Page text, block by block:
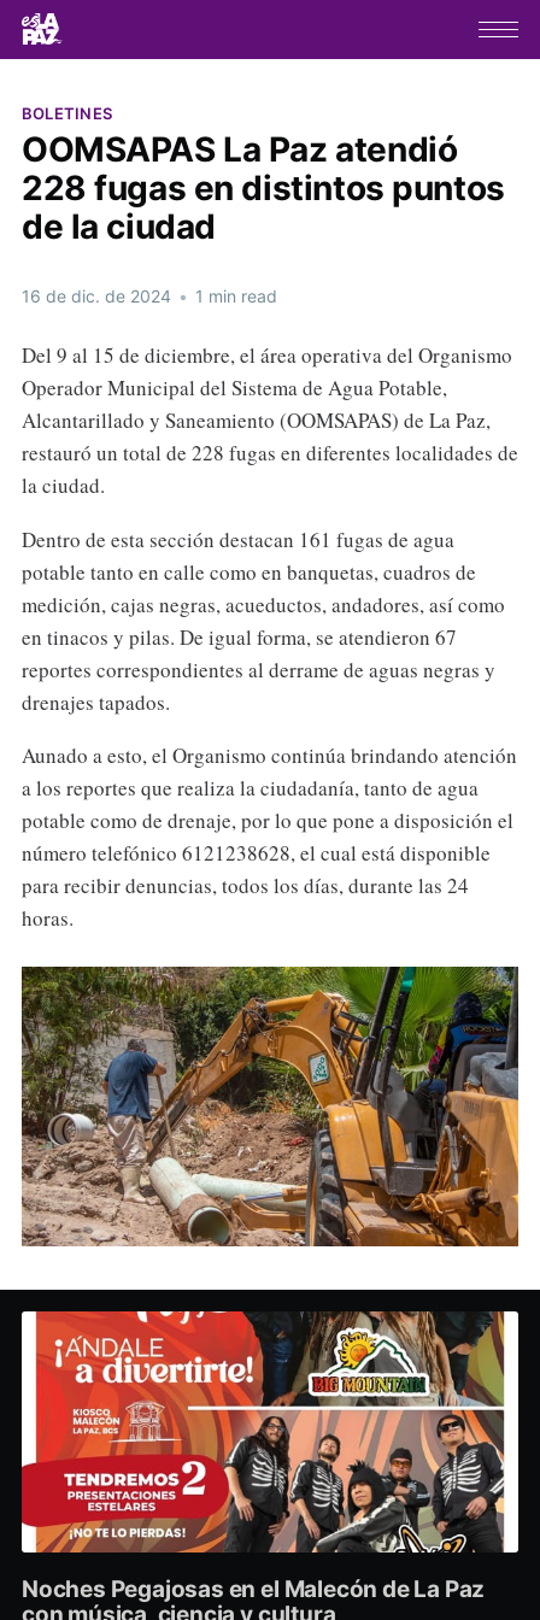
BOLETINES
OOMSAPAS La Paz atendió
228 fugas en distintos puntos
de la ciudad
16 de dic. de 2024 • 1 min read
Del 9 al 15 de diciembre, el área operativa del Organismo
Operador Municipal del Sistema de Agua Potable,
Alcantarillado y Saneamiento (OOMSAPAS) de La Paz,
restauró un total de 228 fugas en diferentes localidades de
la ciudad.
Dentro de esta sección destacan 161 fugas de agua
potable tanto en calle como en banquetas, cuadros de
medición, cajas negras, acueductos, andadores, así como
en tinacos y pilas. De igual forma, se atendieron 67
reportes correspondientes al derrame de aguas negras y
drenajes tapados.
Aunado a esto, el Organismo continúa brindando atención
a los reportes que realiza la ciudadanía, tanto de agua
potable como de drenaje, por lo que pone a disposición el
número telefónico 6121238628, el cual está disponible
para recibir denuncias, todos los días, durante las 24
horas.
Noches Pegajosas en el Malecón de La Paz